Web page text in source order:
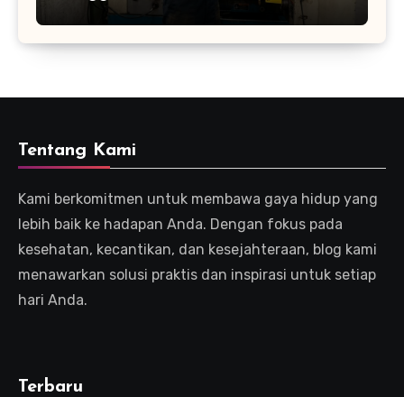
Tentang Kami
Kami berkomitmen untuk membawa gaya hidup yang
lebih baik ke hadapan Anda. Dengan fokus pada
kesehatan, kecantikan, dan kesejahteraan, blog kami
menawarkan solusi praktis dan inspirasi untuk setiap
hari Anda.
Terbaru